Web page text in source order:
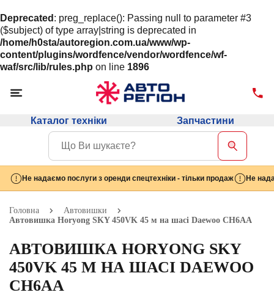
Deprecated : preg_replace(): Passing null to parameter #3
($subject) of type array|string is deprecated in
/home/h0sta/autoregion.com.ua/www/wp-
content/plugins/wordfence/vendor/wordfence/wf-
waf/src/lib/rules.php on line 1896
Каталог техніки Запчастини
Не надаємо послуги з оренди спецтехніки - тільки продаж Не
Головна
Автовишки
Автовишка Horyong SKY 450VK 45 м на шасі Daewoo СН6AА
АВТОВИШКА HORYONG SKY
450VK 45 М НА ШАСІ DAEWOO
СН6AА